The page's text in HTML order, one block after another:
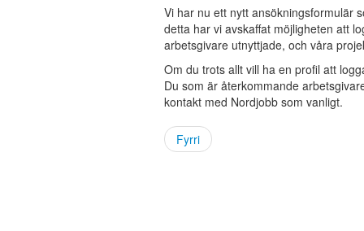
Vi har nu ett nytt ansökningsformulär
detta har vi avskaffat möjligheten att
arbetsgivare utnyttjade, och våra
Om du trots allt vill ha en profil att
Du som är återkommande
kontakt med Nordjobb som vanligt.
Fyrri